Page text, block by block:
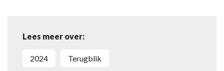
Lees meer over:
2024 Terugblik